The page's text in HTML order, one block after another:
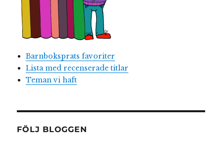
Barnboksprats favoriter
Lista med recenserade titlar
Teman vi haft
FÖLJ BLOGGEN